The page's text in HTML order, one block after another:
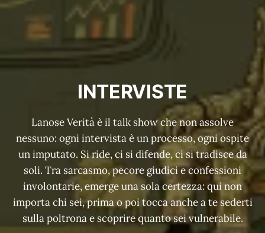
INTERVISTE
Lanose Verità è il talk show che non assolve
nessuno: ogni intervista è un processo, ogni ospite
un imputato. Si ride, ci si difende, ci si tradisce da
soli. Tra sarcasmo, pecore giudici e confessioni
involontarie, emerge una sola certezza: qui non
importa chi sei, prima o poi tocca anche a te sederti
sulla poltrona e scoprire quanto sei vulnerabile.